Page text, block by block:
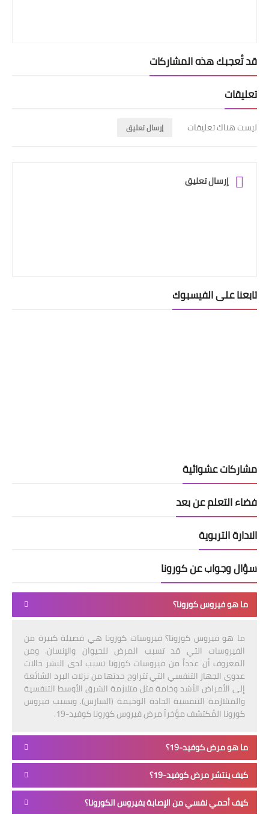
قد تُعجبك هذه المشاركات
تعليقات
ليست هناك تعليقات إرسال تعليق
إرسال تعليق
تابعنا على الفيسبوك
مشاركات عشوائية
فضاء التعلم عن بعد
الادارة التربوية
سؤال وجواب عن كورونا
ما هو فيروس كورونا؟
ما هو فيروس كورونا؟ فيروسات كورونا هي فصيلة كبيرة من
الفيروسات التي قد تسبب المرض للحيوان والإنسان. ومن
المعروف أن عدداً من فيروسات كورونا تسبب لدى البشر حالات
عدوى الجهاز التنفسي التي تتراوح حدتها من نزلات البرد الشائعة
إلى الأمراض الأشد وخامة مثل متلازمة الشرق الأوسط التنفسية
والمتلازمة التنفسية الحادة الوخيمة (السارس). ويسبب فيروس
كورونا المُكتشف مؤخراً مرض فيروس كورونا كوفيد-19.
ما هو مرض كوفيد-19؟
كيف ينتشر مرض كوفيد-19؟
كيف أحمي نفسي من الإصابة بفيروس الكورونا؟